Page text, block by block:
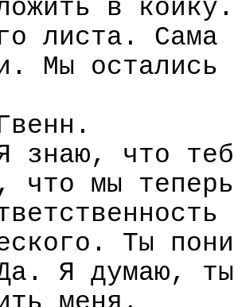
в
листа.
Мы
знаю, что
что мы
Ты
Я думаю, ты